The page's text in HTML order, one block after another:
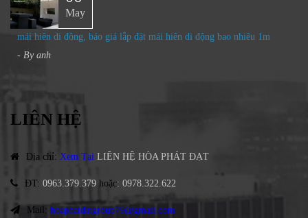
May
mái hiên di động, báo giá lắp đặt mái hiên di động bao nhiêu 1m
- By anh
LIÊN HỆ
Địa chỉ: Xem Tại LIÊN HỆ HÒA PHÁT ĐẠT
ĐT: 0963.379.379 hoặc: 0978.322.622
Mail: hoaphatdatgroup79@gmail.com